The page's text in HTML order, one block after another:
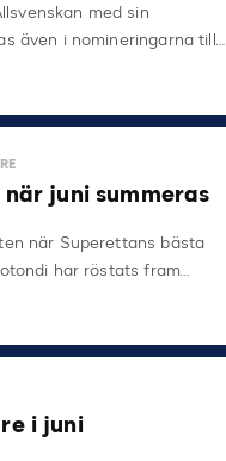
med sin
även i nomineringarna till…
juni summeras
när Superettans bästa
har röstats fram…
i juni